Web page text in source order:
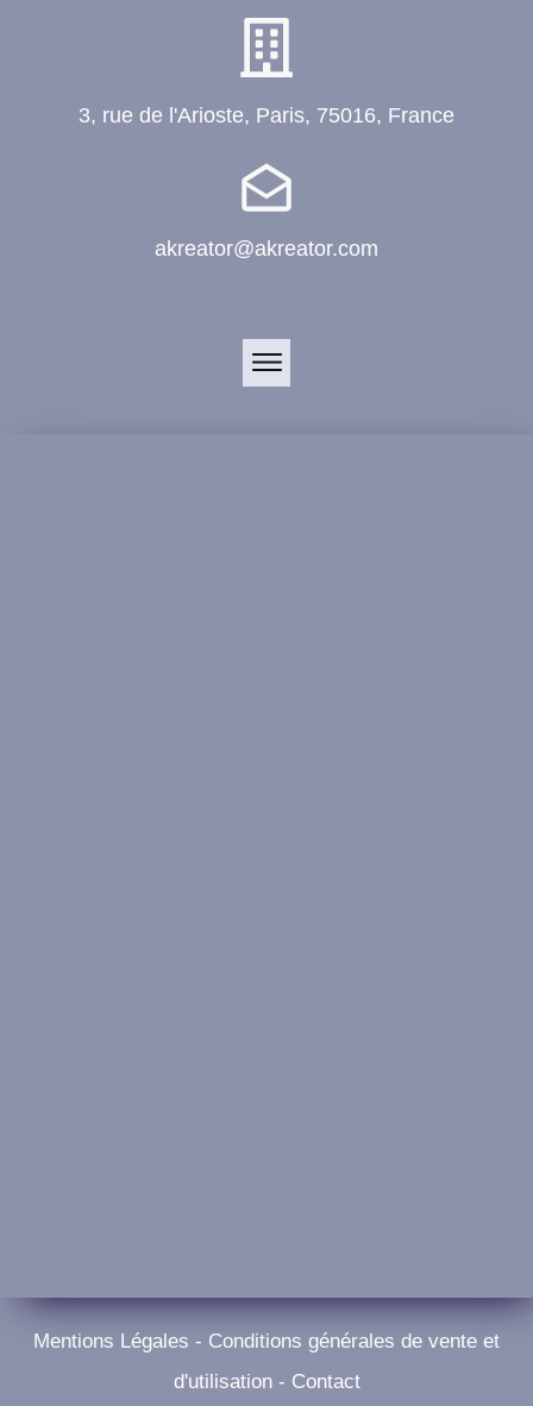
3, rue de l'Arioste, Paris, 75016, France
akreator@akreator.com
Mentions Légales - Conditions générales de vente et
d'utilisation- Contact